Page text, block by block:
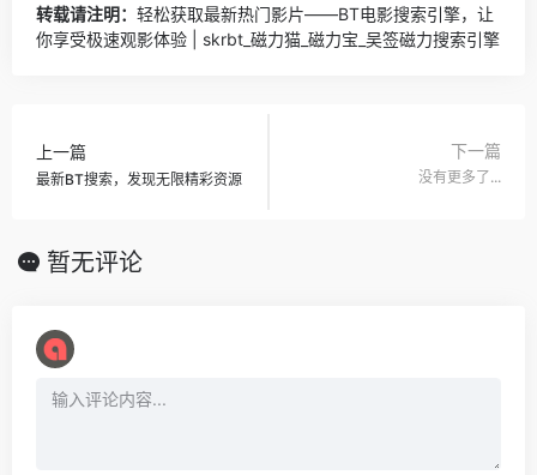
转载请注明： 轻松获取最新热门影片——BT电影搜索引擎，让
你享受极速观影体验 | skrbt_磁力猫_磁力宝_吴签磁力搜索引擎
上一篇
最新BT搜索，发现无限精彩资源
下一篇
没有更多了...
暂无评论